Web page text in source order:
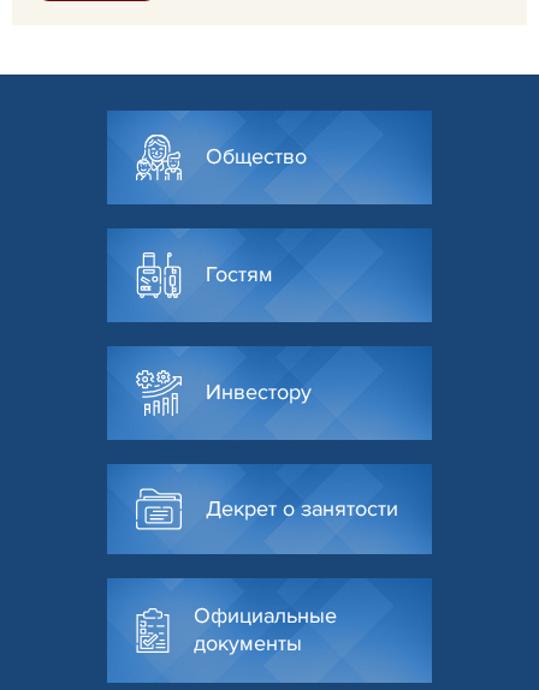
Общество
Гостям
Инвестору
Декрет о занятости
Официальные
документы